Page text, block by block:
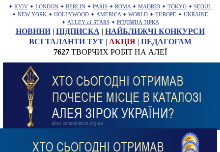
✦ KYIV ✦ LONDON ✦ BERLIN ✦ PARIS ✦ ROMA ✦ MADRID ✦ TOKYO ✦ SEOUL
✦ NEW YORK ✦ HOLLYWOOD ✦ AMERICA ✦ WORLD ✦ EUROPE ✦ UKRAINE
✦ ALLEY of STARS ✦ РІЗДВЯНА ЗІРКА
НОВИНИ| ПІДПИСКА | НАЙБЛИЖЧІ КОНКУРСИ
ВСІ ТАЛАНТИ ТУТ| АКЦІЯ| ПЕДАГОГАМ
7627ТВОРЧИХ РОБІТ НА АЛЕЇ